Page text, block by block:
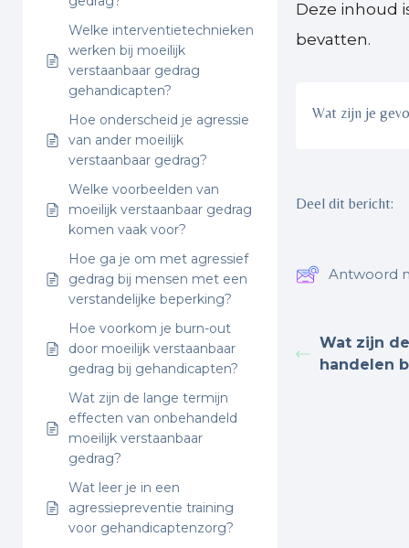
Welke interventietechnieken
werken bij moeilijk
verstaanbaar gedrag
gehandicapten?
Hoe onderscheid je agressie
van ander moeilijk
verstaanbaar gedrag?
Welke voorbeelden van
moeilijk verstaanbaar gedrag
komen vaak voor?
Hoe ga je om met agressief
gedrag bij mensen met een
verstandelijke beperking?
Hoe voorkom je burn-out
door moeilijk verstaanbaar
gedrag bij gehandicapten?
Wat zijn de lange termijn
effecten van onbehandeld
moeilijk verstaanbaar
gedrag?
Wat leer je in een
agressiepreventie training
voor gehandicaptenzorg?
Deze inhoud
bevatten.
Wat zijn je
Deel dit bericht:
Antwoord
Wat zijn
handelen